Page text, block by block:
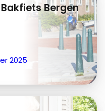
Bergen
2025